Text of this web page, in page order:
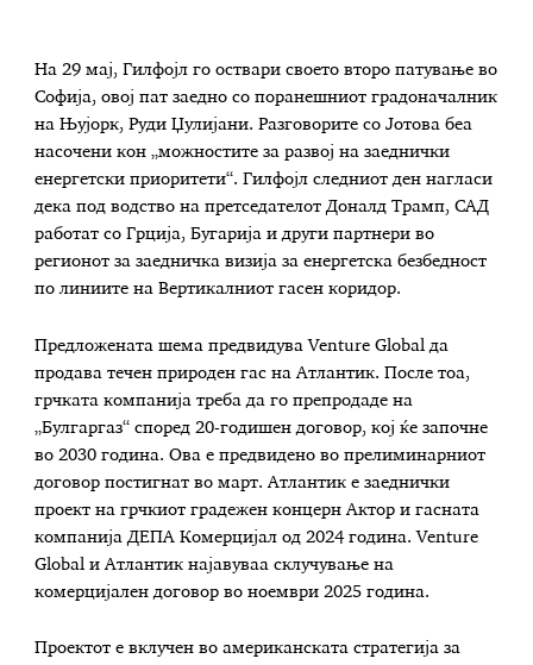
На 29 мај, Гилфојл го оствари своето второ патување во
Софија, овој пат заедно со поранешниот градоначалник
на Њујорк, Руди Џулијани. Разговорите со Јотова беа
насочени кон „можностите за развој на заеднички
енергетски приоритети“. Гилфојл следниот ден нагласи
дека под водство на претседателот Доналд Трамп, САД
работат со Грција, Бугарија и други партнери во
регионот за заедничка визија за енергетска безбедност
по линиите на Вертикалниот гасен коридор.
Предложената шема предвидува Venture Global да
продава течен природен гас на Атлантик. После тоа,
грчката компанија треба да го препродаде на
„Булгаргаз“ според 20-годишен договор, кој ќе започне
во 2030 година. Ова е предвидено во прелиминарниот
договор постигнат во март. Атлантик е заеднички
проект на грчкиот градежен концерн Актор и гасната
компанија ДЕПА Комерцијал од 2024 година. Venture
Global и Атлантик најавуваа склучување на
комерцијален договор во ноември 2025 година.
Проектот е вклучен во американската стратегија за